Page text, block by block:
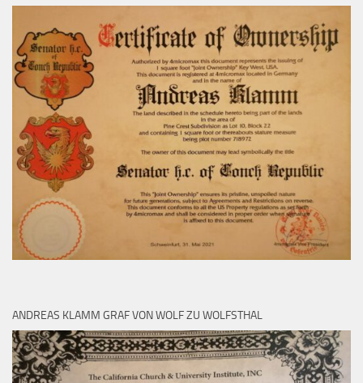
ANDREAS KLAMM GRAF VON WOLF ZU WOLFSTHAL